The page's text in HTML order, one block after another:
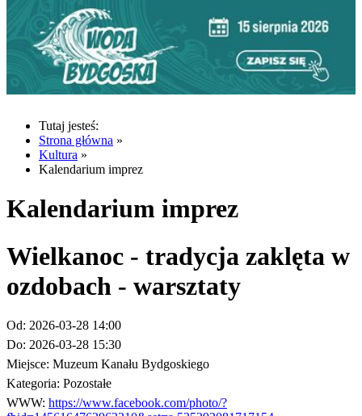
Tutaj jesteś:
Strona główna »
Kultura »
Kalendarium imprez
Kalendarium imprez
Wielkanoc - tradycja zaklęta w
ozdobach - warsztaty
Od: 2026-03-28 14:00
Do: 2026-03-28 15:30
Miejsce: Muzeum Kanału Bydgoskiego
Kategoria: Pozostałe
WWW: https://www.facebook.com/photo/?